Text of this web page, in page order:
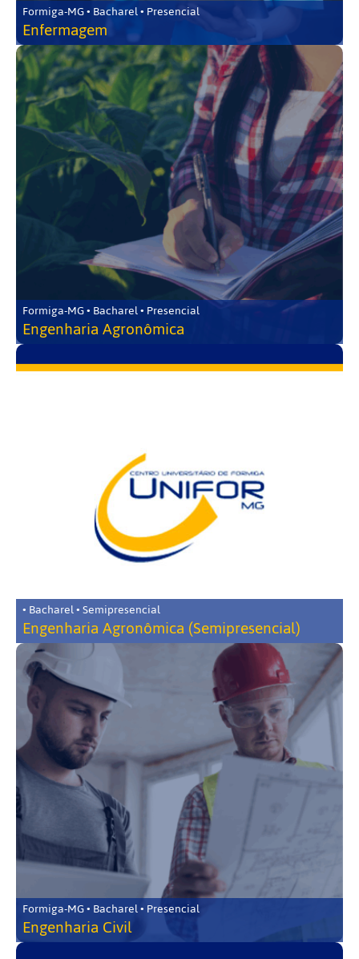
Formiga-MG • Bacharel • Presencial
Enfermagem
Formiga-MG • Bacharel • Presencial
Engenharia Agronômica
• Bacharel • Semipresencial
Engenharia Agronômica (Semipresencial)
Formiga-MG • Bacharel • Presencial
Engenharia Civil